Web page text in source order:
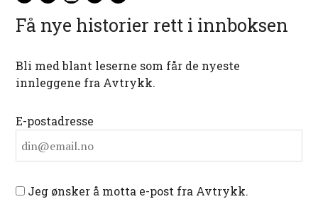
Få nye historier rett i innboksen
Bli med blant leserne som får de nyeste
innleggene fra Avtrykk.
E-postadresse
Jeg ønsker å motta e-post fra Avtrykk.